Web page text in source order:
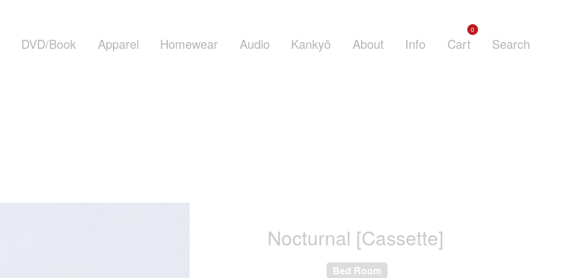
DVD/Book Apparel Homewear Audio Kankyō About Info Cart
0
Search
Nocturnal [Cassette]
Bed Room